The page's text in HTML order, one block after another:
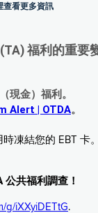
查看更多資訊
福利的重要
現金）福利。
Alert | OTDA。
凍結您的 EBT 卡
共福利調查！
g/iXXyiDETtG.